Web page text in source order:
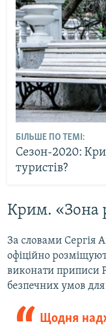
БІЛЬШЕ ПО ТЕМІ:
Сезон-2020:
туристів?
Крим. «Зона
За словами Сергія
офіційно
виконати приписи
безпечних умов
Щодня